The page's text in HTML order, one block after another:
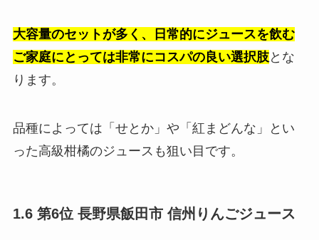
大容量のセットが多く、日常的にジュースを飲む
ご家庭にとっては非常にコスパの良い選択肢とな
ります。
品種によっては「せとか」や「紅まどんな」とい
った高級柑橘のジュースも狙い目です。
1.6 第6位 長野県飯田市 信州りんごジュース